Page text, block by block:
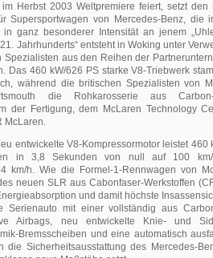
Herbst 2003 Weltpremiere feiert, setzt den
Supersportwagen von Mercedes-Benz, die
ganz besonderer Intensität an jenem
Jahrhunderts“ entsteht in Woking unter
aus den Reihen der
Das 460 kW/626 PS starke V8-Triebwerk
während die britischen Spezialisten von
die Rohkarosserie aus
der Fertigung, dem McLaren Technology
McLaren.
entwickelte V8-Kompressormotor leistet 460
in 3,8 Sekunden von null auf 100
km/h. Wie die Formel-1-Rennwagen von
neuen SLR aus Cabonfaser-Werkstoffen
und damit höchste
mit einer vollständig aus
Airbags, neu entwickelte Knie- und
Bremsscheiben und eine automatisch
die Sicherheitsausstattung des Mercedes-